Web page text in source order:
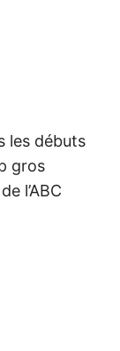
les débuts
gros
l’ABC